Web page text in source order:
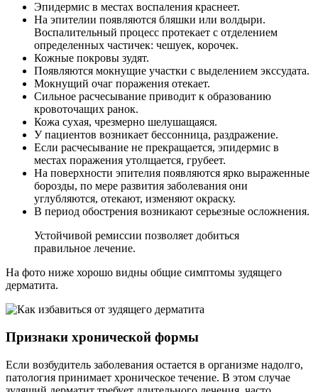
Эпидермис в местах воспаления краснеет.
На эпителии появляются бляшки или волдыри.
Воспалительный процесс протекает с отделением
определенных частичек: чешуек, корочек.
Кожные покровы зудят.
Появляются мокнущие участки с выделением экссудата.
Мокнущий очаг поражения отекает.
Сильное расчесывание приводит к образованию
кровоточащих ранок.
Кожа сухая, чрезмерно шелушащаяся.
У пациентов возникает бессонница, раздражение.
Если расчесывание не прекращается, эпидермис в
местах поражения утолщается, грубеет.
На поверхности эпителия появляются ярко выраженные
борозды, по мере развития заболевания они
углубляются, отекают, изменяют окраску.
В период обострения возникают серьезные осложнения.
Устойчивой ремиссии позволяет добиться
правильное лечение.
На фото ниже хорошо видны общие симптомы зудящего
дерматита.
Признаки хронической формы
Если возбудитель заболевания остается в организме надолго,
патология принимает хроническое течение. В этом случае